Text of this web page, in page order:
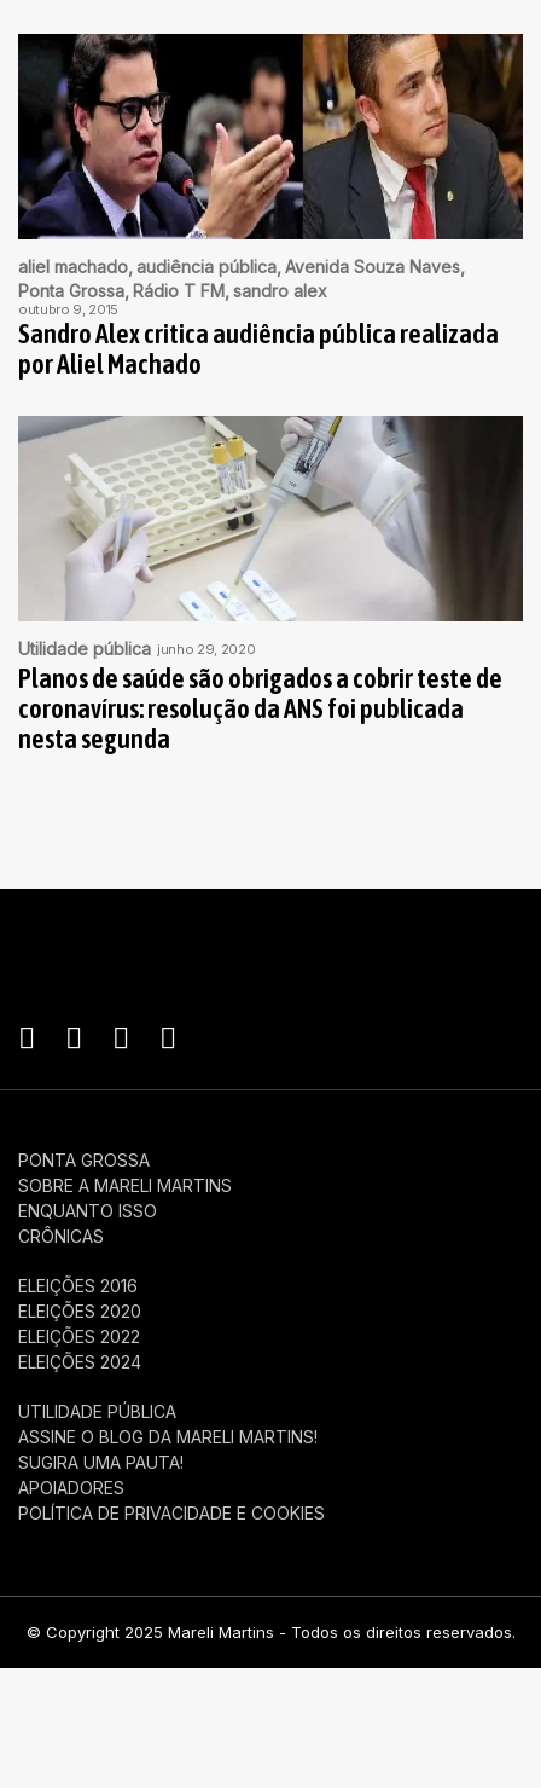
aliel machado audiência pública Avenida Souza Naves
Ponta Grossa Rádio T FM sandro alex
outubro 9, 2015
Sandro Alex critica audiência pública realizada
por Aliel Machado
Utilidade pública junho 29, 2020
Planos de saúde são obrigados a cobrir teste de
coronavírus: resolução da ANS foi publicada
nesta segunda
PONTA GROSSA
SOBRE A MARELI MARTINS
ENQUANTO ISSO
CRÔNICAS
ELEIÇÕES 2016
ELEIÇÕES 2020
ELEIÇÕES 2022
ELEIÇÕES 2024
UTILIDADE PÚBLICA
ASSINE O BLOG DA MARELI MARTINS!
SUGIRA UMA PAUTA!
APOIADORES
POLÍTICA DE PRIVACIDADE E COOKIES
© Copyright 2025 Mareli Martins - Todos os direitos reservados.